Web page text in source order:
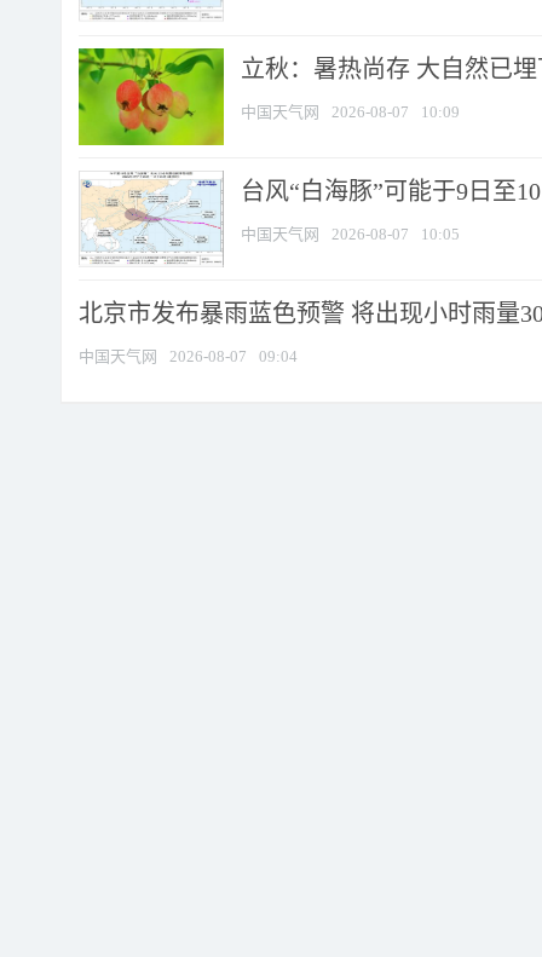
立秋：暑热尚存 大自然已
中国天气网 2026-08-07 10:09
台风“白海豚”可能于9日至
中国天气网 2026-08-07 10:05
北京市发布暴雨蓝色预警 将出现小时雨量
中国天气网 2026-08-07 09:04